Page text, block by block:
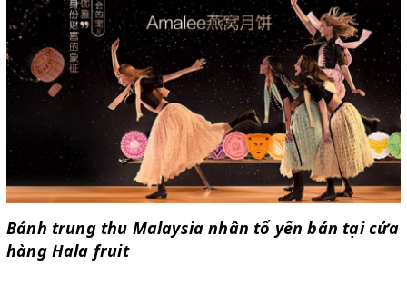
Bánh trung thu Malaysia nhân tổ yến bán tại cửa
hàng Hala fruit